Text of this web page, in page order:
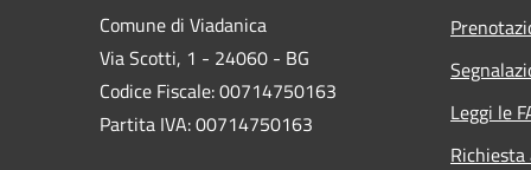
Comune di Viadanica
Via Scotti, 1 - 24060 - BG
Codice Fiscale: 00714750163
Partita IVA: 00714750163
Leggi le